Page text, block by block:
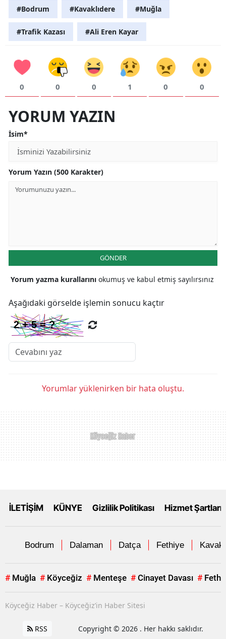
#Bodrum #Kavaklıdere #Muğla
#Trafik Kazası #Ali Eren Kayar
0 0 0 1 0 0
YORUM YAZIN
İsim*
Yorum Yazın (500 Karakter)
GÖNDER
Yorum yazma kurallarını okumuş ve kabul etmiş sayılırsınız
Aşağıdaki görselde işlemin sonucu kaçtır
Yorumlar yüklenirken bir hata oluştu.
İLETİŞİM KÜNYE Gizlilik Politikası Hizmet Şartları
Bodrum Dalaman Datça Fethiye
# Muğla # Köyceğiz # Menteşe # Cinayet Davası #
Köyceğiz Haber – Köyceğiz’in Haber Sitesi
RSS Copyright © 2026 . Her hakkı saklıdır.